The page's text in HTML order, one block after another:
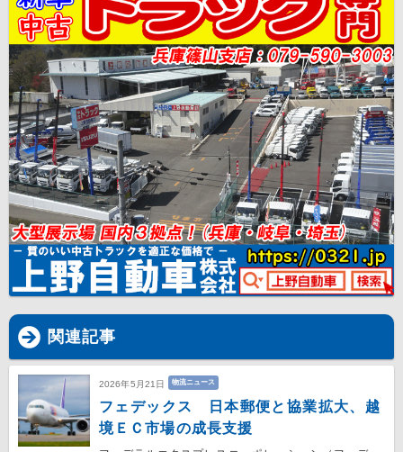
関連記事
2026年5月21日 物流ニュース
フェデックス 日本郵便と協業拡大、越
境ＥＣ市場の成長支援